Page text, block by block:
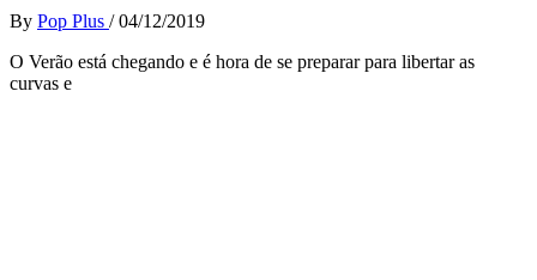
By Pop Plus / 04/12/2019
O Verão está chegando e é hora de se preparar para libertar as
curvas e